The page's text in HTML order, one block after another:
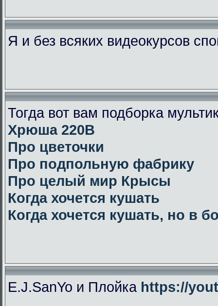
Я и без всяких видеокурсов
Тогда вот вам подборка
Хрюша 220В
Про цветочки
Про подпольную фабрику
Про целый мир Крысы
Когда хочется кушать
Когда хочется кушать, но в
E.J.SanYo и Плойка https://